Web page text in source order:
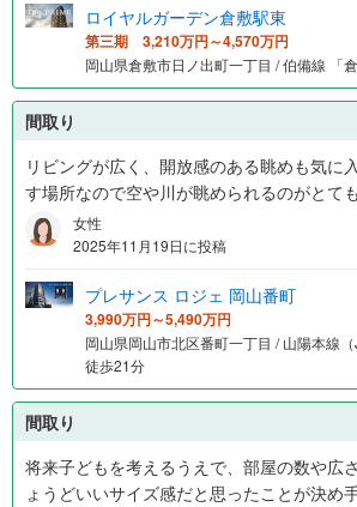
ロイヤルガーデン倉敷駅東
第三期 3,210万円～4,570万円
岡山県倉敷市日ノ出町一丁目 / 伯備線 「
間取り
リビングが広く、開放感のある眺めも気に
す場所なので空や川が眺められるのがとて
女性
2025年11月19日に投稿
プレサンス ロジェ 岡山番町
3,990万円～5,490万円
岡山県岡山市北区番町一丁目 / 山陽本線
徒歩21分
間取り
将来子どもを考えるうえで、部屋の数や広
ょうどいいサイズ感だと思ったことが決め手